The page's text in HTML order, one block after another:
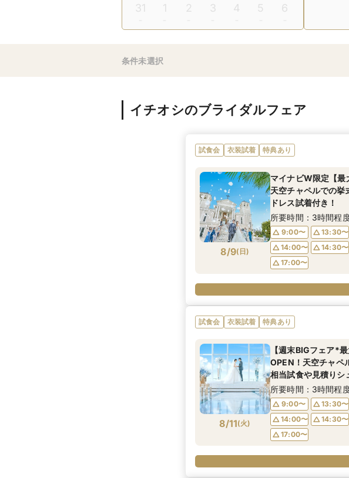
31 1 2 3 4 5 6
条件未選択
イチオシのブライダルフェア
試食会 衣装試着 特典あり
8/9( 日)
マイナビW限定【
天空チャペルでの挙
ドレス試着付き！
所要時間：3時間程
9:00〜
13:30〜
14:00〜
14:30〜
17:00〜
試食会 衣装試着 特典あり
8/11(火)
【週末BIGフェア*
OPEN！天空チャペ
相当試食や見積りシ
所要時間：3時間程
9:00〜
13:30〜
14:00〜
14:30〜
17:00〜